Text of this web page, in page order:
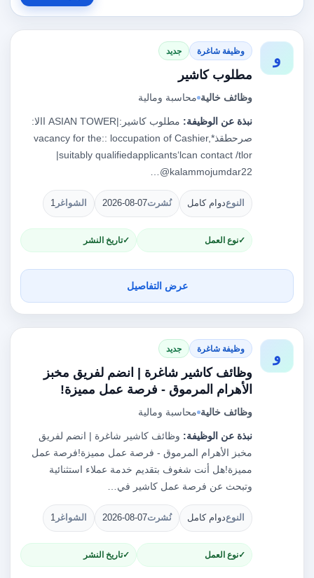
و وظيفة شاغرة جديد
مطلوب كاشير
وظائف خالية محاسبة ومالية
نبذة عن الوظيفة:
مطلوب كاشير:|ASIAN TOWER ‏االا‎:
‏صرحطقذ‎ vacancy for the:: loccupation of Cashier,*
|suitably qualifiedapplicants‘lcan contact /tlor
kalammojumdar22@…
النوعدوام كامل نُشرت2026-08-07 الشواغر 1
نوع العمل تاريخ النشر
عرض التفاصيل
و وظيفة شاغرة جديد
وظائف كاشير شاغرة | انضم لفريق مخبز
الأهرام المرموق - فرصة عمل مميزة!
وظائف خالية محاسبة ومالية
نبذة عن الوظيفة: وظائف كاشير شاغرة | انضم لفريق
مخبز الأهرام المرموق - فرصة عمل مميزة!فرصة عمل
مميزة!هل أنت شغوف بتقديم خدمة عملاء استثنائية
وتبحث عن فرصة عمل كاشير في…
النوعدوام كامل نُشرت2026-08-07 الشواغر 1
نوع العمل تاريخ النشر